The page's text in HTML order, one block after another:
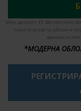
Мин. депозит: €5. Бесплатните
лимити за квоти, облози и
временски
*МОДЕРНА